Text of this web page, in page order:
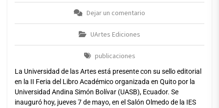
Dejar un comentario
UArtes Ediciones
publicaciones
La Universidad de las Artes está presente con su sello editorial
en la II Feria del Libro Académico organizada en Quito por la
Universidad Andina Simón Bolívar (UASB), Ecuador. Se
inauguró hoy, jueves 7 de mayo, en el Salón Olmedo de la IES